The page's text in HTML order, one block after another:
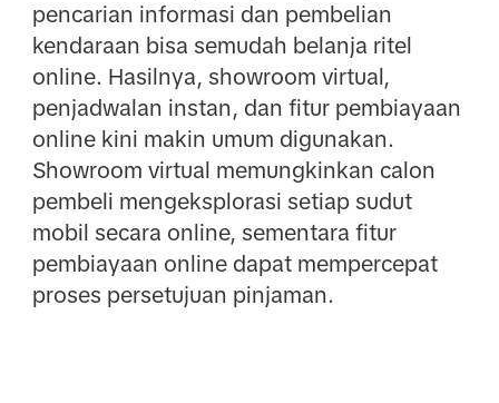
pencarian informasi dan pembelian
kendaraan bisa semudah belanja ritel
online. Hasilnya, showroom virtual,
penjadwalan instan, dan fitur pembiayaan
online kini makin umum digunakan.
Showroom virtual memungkinkan calon
pembeli mengeksplorasi setiap sudut
mobil secara online, sementara fitur
pembiayaan online dapat mempercepat
proses persetujuan pinjaman.